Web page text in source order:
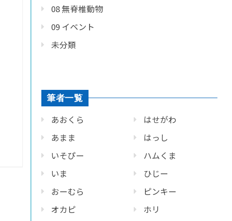
08 無脊椎動物
09 イベント
未分類
筆者一覧
あおくら
あまま
いそぴー
いま
おーむら
オカピ
はせがわ
はっし
ハムくま
ひじー
ピンキー
ホリ